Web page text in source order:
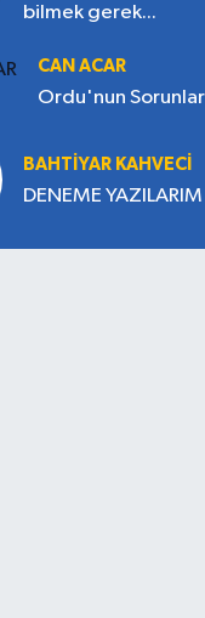
bilmek gerek...
CAN ACAR
Ordu'nun
BAHTIYAR KAHVECİ
DENEME YAZILARIM